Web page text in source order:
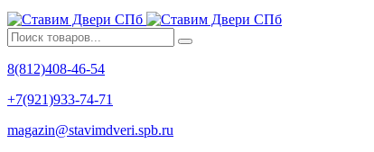
8(812)408-46-54
+7(921)933-74-71
magazin@stavimdveri.spb.ru